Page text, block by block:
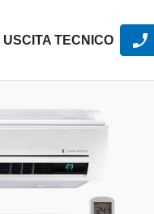
USCITA TECNICO